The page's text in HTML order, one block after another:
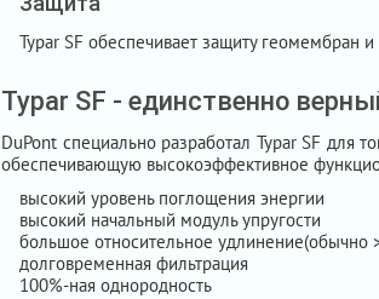
Typar SF обеспечивает защиту геомембран
Typar SF - единственно
DuPont специально разработал Typar SF для
обеспечивающую высокоэффективное
высокий уровень поглощения энергии
высокий начальный модуль упругости
большое относительное удлинение(обычно
долговременная фильтрация
100%-ная однородность